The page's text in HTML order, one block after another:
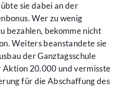
sie dabei an der
Wer zu wenig
bezahlen, bekomme nicht
Weiters beanstandete sie
der Ganztagsschule
Aktion 20.000 und vermisste
für die Abschaffung des